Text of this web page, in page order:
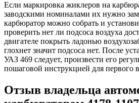
Если маркировка жиклеров на
заводскими номиналами их нужно
карбюратор можно собрать и
проверить нет ли подсоса воздуха
двигателе покрыть ладонью
глохнет значит подсоса нет. После
УАЗ 469 следует, произвести его
пошаговой инструкцией для первого
Отзыв владельца